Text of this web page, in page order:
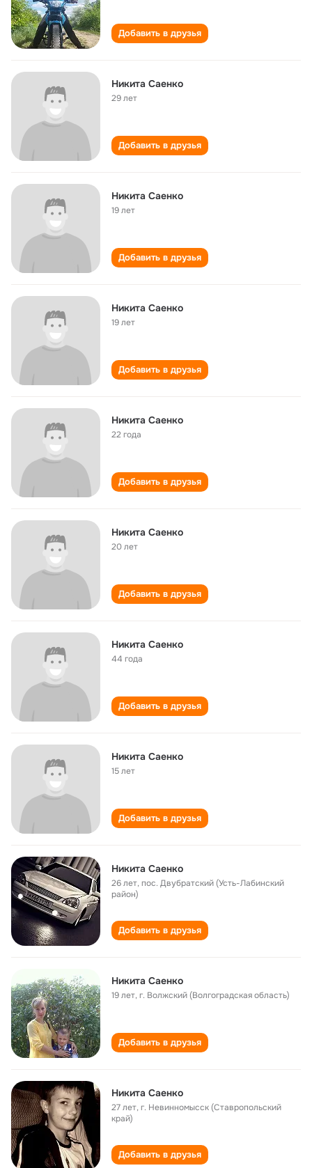
Добавить в друзья
Никита Саенко
29 лет
Добавить в друзья
Никита Саенко
19 лет
Добавить в друзья
Никита Саенко
19 лет
Добавить в друзья
Никита Саенко
22 года
Добавить в друзья
Никита Саенко
20 лет
Добавить в друзья
Никита Саенко
44 года
Добавить в друзья
Никита Саенко
15 лет
Добавить в друзья
Никита Саенко
26 лет,пос. Двубратский (Усть-Лабинский
район)
Добавить в друзья
Никита Саенко
19 лет,г. Волжский (Волгоградская область)
Добавить в друзья
Никита Саенко
27 лет,г. Невинномысск (Ставропольский
край)
Добавить в друзья